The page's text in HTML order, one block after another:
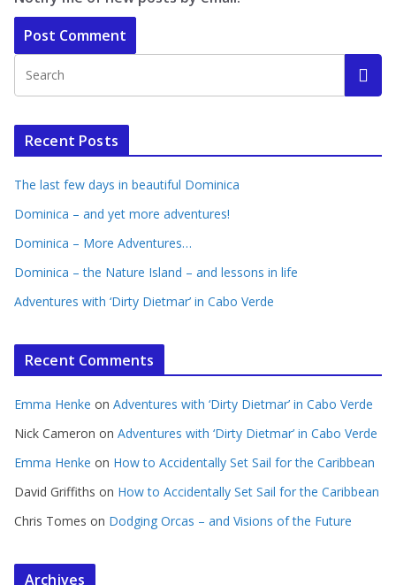
Recent Posts
The last few days in beautiful Dominica
Dominica – and yet more adventures!
Dominica – More Adventures…
Dominica – the Nature Island – and lessons in life
Adventures with ‘Dirty Dietmar’ in Cabo Verde
Recent Comments
Emma Henke on Adventures with ‘Dirty Dietmar’ in Cabo Verde
Nick Cameron on Adventures with ‘Dirty Dietmar’ in Cabo Verde
Emma Henke on How to Accidentally Set Sail for the Caribbean
David Griffiths on How to Accidentally Set Sail for the Caribbean
Chris Tomes on Dodging Orcas – and Visions of the Future
Archives